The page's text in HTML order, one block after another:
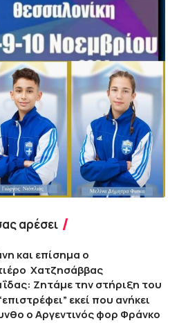
αρέσει
και επίσημα ο
Χατζησάββας
Ζητάμε την στήριξη του
εκεί που ανήκει
ο Αργεντινός φορ Φράνκο